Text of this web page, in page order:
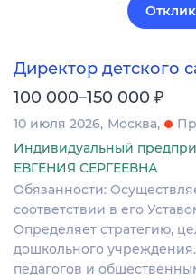
Директор детского
100 000–150 000 ₽
10 июля 2026 Москва
Индивидуальный
ЕВГЕНИЯ СЕРГЕЕВНА
Обязанности:
соответствии в его
Определяет стратегию,
дошкольного
педагогов и